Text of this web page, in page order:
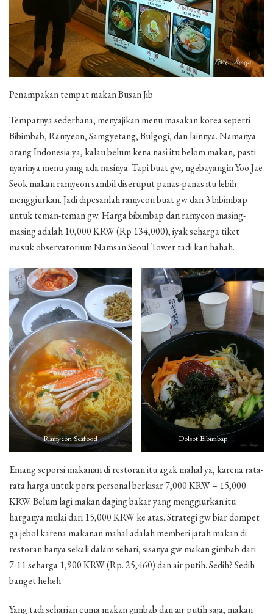
Penampakan tempat makan Busan Jib
Tempatnya sederhana, menyajikan menu masakan korea seperti
Bibimbab, Ramyeon, Samgyetang, Bulgogi, dan lainnya. Namanya
orang Indonesia ya, kalau belum kena nasi itu belom makan, pasti
nyarinya menu yang ada nasinya. Tapi buat gw, ngebayangin Yoo Jae
Seok makan ramyeon sambil diseruput panas-panas itu lebih
menggiurkan. Jadi dipesanlah ramyeon buat gw dan 3 bibimbap
untuk teman-teman gw. Harga bibimbap dan ramyeon masing-
masing adalah 10,000 KRW (Rp 134,000), iyak seharga tiket
masuk observatorium Namsan Seoul Tower tadi kan hahah.
Ramyeon Seafood Dolsot Bibimbap
Emang seporsi makanan di restoran itu agak mahal ya, karena rata-
rata harga untuk porsi personal berkisar 7,000 KRW – 15,000
KRW. Belum lagi makan daging bakar yang menggiurkan itu
harganya mulai dari 15,000 KRW ke atas. Strategi gw biar dompet
ga jebol karena makanan mahal adalah memberi jatah makan di
restoran hanya sekali dalam sehari, sisanya gw makan gimbab dari
7-11 seharga 1,900 KRW (Rp. 25,460) dan air putih. Sedih? Sedih
banget heheh
Yang tadi seharian cuma makan gimbab dan air putih saja, makan